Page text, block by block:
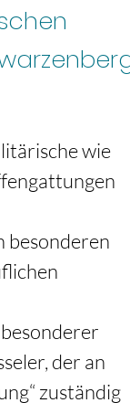
wie
besonderen
der an
zuständig